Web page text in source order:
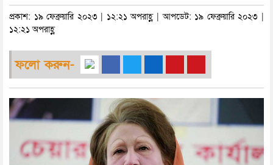
প্রকাশ: ১৯ ফেব্রুয়ারি ২০২৩ | ১২:২১ অপরাহ্ণ | আপডেট: ১৯ ফেব্রুয়ারি ২০২৩ |
১২:২১ অপরাহ্ণ
ফলো করুন-